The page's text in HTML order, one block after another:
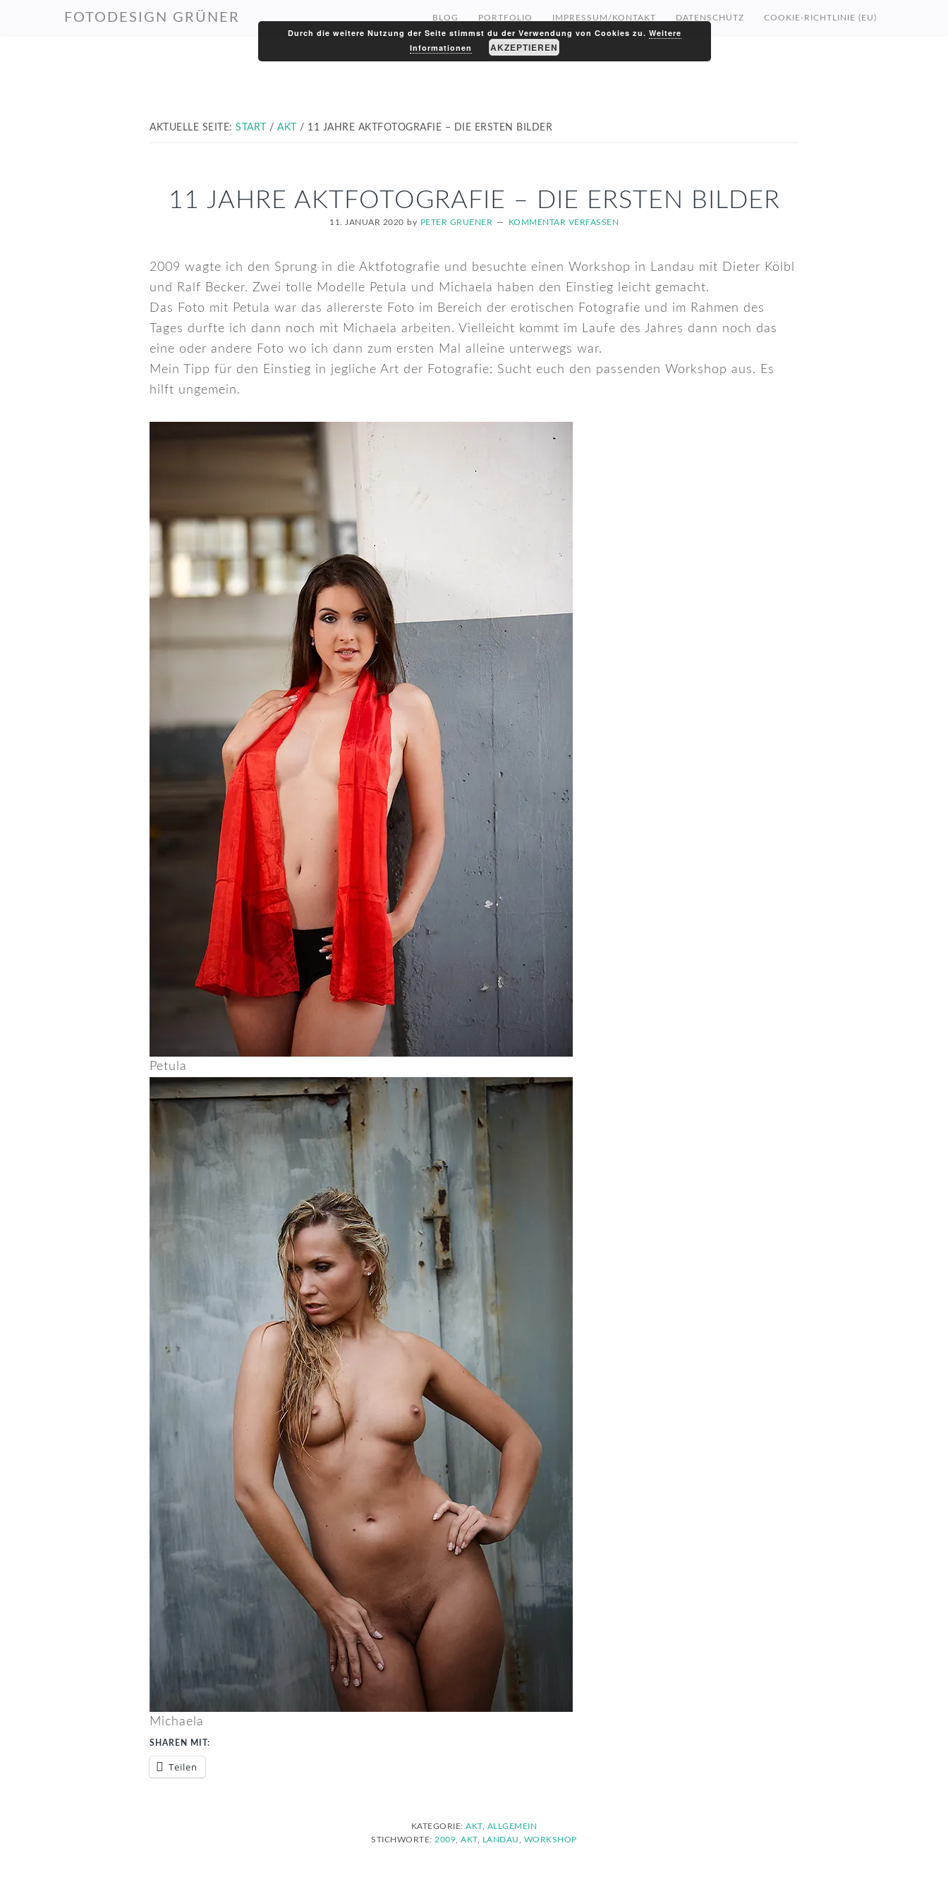
FOTODESIGN GRÜNER BLOG PORTFOLIO IMPRESSUM/KONTAKT DATENSCHUTZ COOKIE-RICHTLINIE (EU)
AKTUELLE SEITE: START / AKT / 11 JAHRE AKTFOTOGRAFIE – DIE ERSTEN BILDER
11 JAHRE AKTFOTOGRAFIE – DIE ERSTEN BILDER
11. JANUAR 2020 by PETER GRUENER KOMMENTAR VERFASSEN
2009 wagte ich den Sprung in die Aktfotografie und besuchte einen Workshop in Landau mit Dieter Kölbl
und Ralf Becker. Zwei tolle Modelle Petula und Michaela haben den Einstieg leicht gemacht.
Das Foto mit Petula war das allererste Foto im Bereich der erotischen Fotografie und im Rahmen des
Tages durfte ich dann noch mit Michaela arbeiten. Vielleicht kommt im Laufe des Jahres dann noch das
eine oder andere Foto wo ich dann zum ersten Mal alleine unterwegs war.
Mein Tipp für den Einstieg in jegliche Art der Fotografie: Sucht euch den passenden Workshop aus. Es
hilft ungemein.
Petula
Michaela
SHAREN MIT:
Teilen
KATEGORIE:AKT, ALLGEMEIN
STICHWORTE: 2009 ,AKT, LANDAU WORKSHOP
Durch die weitere Nutzung der Seite stimmst du der Verwendung von Cookies zu. Weitere
Informationen
AKZEPTIEREN